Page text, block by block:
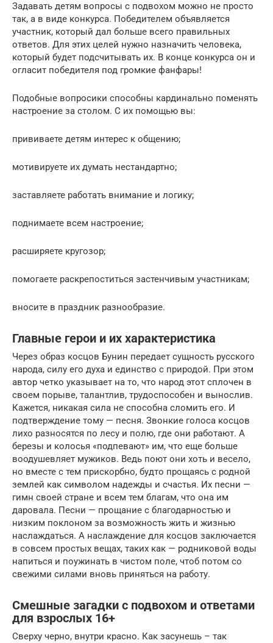
Задавать детям вопросы с подвохом можно не просто
так, а в виде конкурса. Победителем объявляется
участник, который дал больше всего правильных
ответов. Для этих целей нужно назначить человека,
который будет подсчитывать их. В конце конкурса он и
огласит победителя под громкие фанфары!
Подобные вопросики способны кардинально поменять
настроение за столом. С их помощью вы:
прививаете детям интерес к общению;
мотивируете их думать нестандартно;
заставляете работать внимание и логику;
поднимаете всем настроение;
расширяете кругозор;
помогаете раскрепоститься застенчивым участникам;
вносите в праздник разнообразие.
Главные герои и их характеристика
Через образ косцов Бунин передает сущность русского
народа, силу его духа и единство с природой. При этом
автор четко указывает на то, что народ этот сплочен в
своем порыве, талантлив, трудоспособен и вынослив.
Кажется, никакая сила не способна сломить его. И
подтверждение тому — песня. Звонкие голоса косцов
лихо разносятся по лесу и полю, где они работают. А
березы и колосья «подпевают» им, что еще больше
воодушевляет мужиков. Ведь поют они хоть и весело,
но вместе с тем прискорбно, будто прощаясь с родной
землей как символом надежды и счастья. Их песни —
гимн своей стране и всем тем благам, что она им
даровала. Песни — прощание с благодарностью и
низким поклоном за возможность жить и жизнью
наслаждаться. А наслаждение для косцов заключается
в совсем простых вещах, таких как — родниковой воды
напиться и поужинать в чистом поле, чтоб потом со
свежими силами вновь приняться на работу.
Смешные загадки с подвохом и ответами
для взрослых 16+
Сверху черно, внутри красно. Как засунешь – так